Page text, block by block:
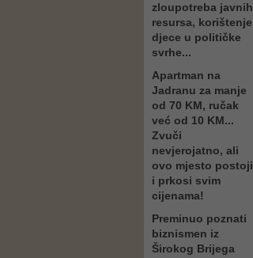
zloupotreba javnih
resursa, korištenje
djece u političke
svrhe...
Apartman na
Jadranu za manje
od 70 KM, ručak
već od 10 KM...
Zvuči
nevjerojatno, ali
ovo mjesto postoji
i prkosi svim
cijenama!
Preminuo poznati
biznismen iz
Širokog Brijega